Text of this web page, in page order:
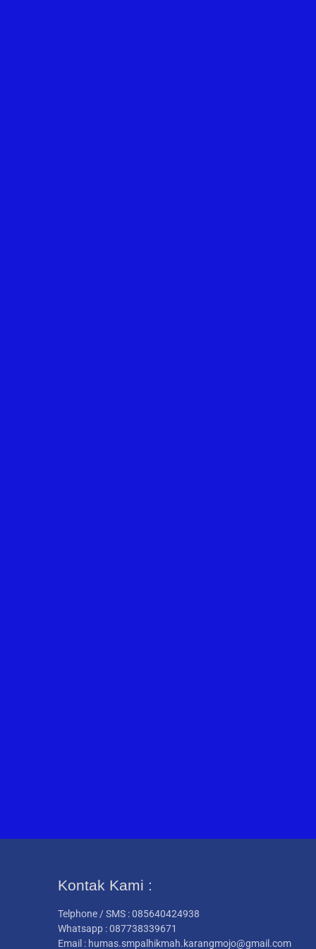
Kontak Kami :
Telphone / SMS : 085640424938
Whatsapp : 087738339671
Email : humas.smpalhikmah.karangmojo@gmail.com